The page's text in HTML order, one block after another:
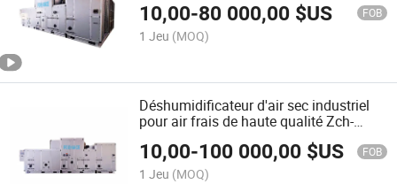
10,00-80 000,00 $US FOB
1 Jeu (MOQ)
Déshumidificateur d'air sec industriel
pour air frais de haute qualité Zch-
10,00-100 000,00 $US FOB
1 Jeu (MOQ)